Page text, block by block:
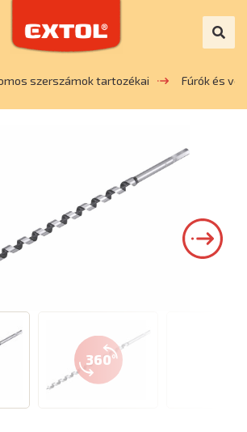
szerszámok tartozékai Fúrók és
360°